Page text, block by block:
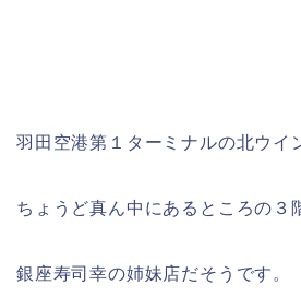
羽田空港第１ターミナルの北ウイ
ちょうど真ん中にあるところの３
銀座寿司幸の姉妹店だそうです。